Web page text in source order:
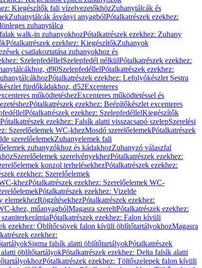
Kiegészítők fali vízelvezetőkhözZuhanytálcák és
Zuhanytálcák ásványi anyagbólPótalkatrészek ezekhez:
zuhanytálca
walk-in zuhanyokhozPótalkatrészek ezekhez: Zuhany
Pótalkatrészek ezekhez: KiegészítőkZuhanyok
csatlakoztatása zuhanyokhoz és
SzelepfedéllelSzelepfedél nélkülPótalkatrészek ezekhez:
d90SzelepfedéllelPótalkatrészek ezekhez:
Pótalkatrészek ezekhez: Lefolyókészlet Sestra
fürdőkádakhoz, d52Excenteres
működtetéshezExcenteres működtetéssel és
Pótalkatrészek ezekhez: Beépítőkészlet excenteres
Pótalkatrészek ezekhez: SzelepfedéllelKiegészítők
Pótalkatrészek ezekhez: Falsík alatti visszacsapó szelepSzerelési
Szerelőelemek WC-khezMosdó szerelőelemekPótalkatrészek
szerelőelemekZuhanyelemek fali
zuhanyzókhoz és kádakhozZuhanyzó válaszfal
Szerelőelemek szerelvényekhezPótalkatrészek ezekhez:
konzol terhelésekhezPótalkatrészek ezekhez:
ezekhez: Szerelőelemek
khezPótalkatrészek ezekhez: Szerelőelemek WC-
Pótalkatrészek ezekhez: Vizelde
elemekhezRögzítésekhezPótalkatrészek ezekhez:
khez, műanyagbólMagasra szereltPótalkatrészek ezekhez:
Pótalkatrészek ezekhez: Falon kívüli
ezekhez: Öblítőcsövek falon kívüli öblítőtartályokhozMagasra
ezekhez:
Sigma falsík alatti öblítőtartályokPótalkatrészek
öblítőtartályokPótalkatrészek ezekhez: Delta falsík alatti
Pótalkatrészek ezekhez: Töltőszelepek falon kívüli